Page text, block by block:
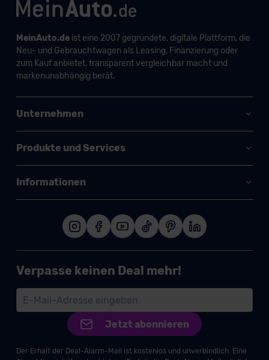
MeinAuto.deist eine 2007 gegründete, digitale Plattform, die
Neu- und Gebrauchtwagen als Leasing, Finanzierung oder
zum Kauf anbietet, transparent vergleichbar macht und
markenunabhängig berät.
Unternehmen
Produkte und Services
Informationen
Verpasse keinen Deal mehr!
Jetzt abonnieren
Der Erhalt der Deal-Alarm-Mail ist kostenlos und unverbindlich. Eine